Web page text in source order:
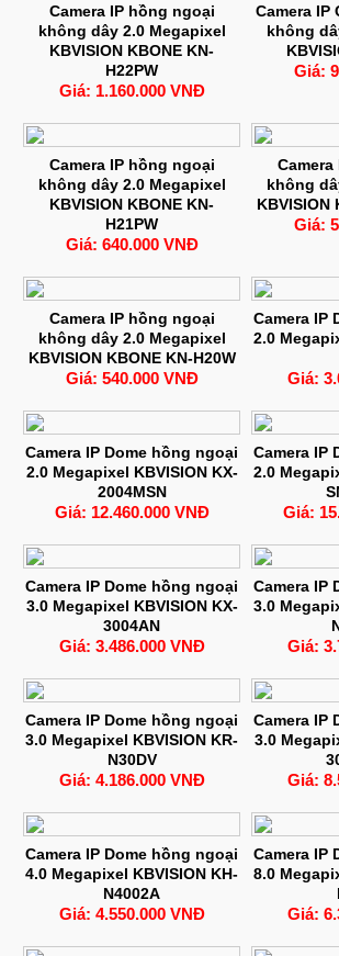
Camera IP hồng ngoại
không dây 2.0 Megapixel
KBVISION KBONE KN-
H22PW
Giá: 1.160.000 VNĐ
Camera IP
không
Giá:
Camera IP hồng ngoại
không dây 2.0 Megapixel
KBVISION KBONE KN-
H21PW
Giá: 640.000 VNĐ
không
KBVISION
Giá:
Camera IP hồng ngoại
không dây 2.0 Megapixel
KBVISION KBONE KN-H20W
Giá: 540.000 VNĐ
Camera IP
2.0
Giá:
Camera IP Dome hồng ngoại
2.0 Megapixel KBVISION KX-
2004MSN
Giá: 12.460.000 VNĐ
Camera IP
2.0
Giá:
Camera IP Dome hồng ngoại
3.0 Megapixel KBVISION KX-
3004AN
Giá: 3.486.000 VNĐ
Camera IP
3.0
Giá:
Camera IP Dome hồng ngoại
3.0 Megapixel KBVISION KR-
N30DV
Giá: 4.186.000 VNĐ
Camera IP
3.0
Giá:
Camera IP Dome hồng ngoại
4.0 Megapixel KBVISION KH-
N4002A
Giá: 4.550.000 VNĐ
Camera IP
8.0
Giá: